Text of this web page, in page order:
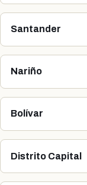
Santander
Nariño
Bolívar
Distrito Capital